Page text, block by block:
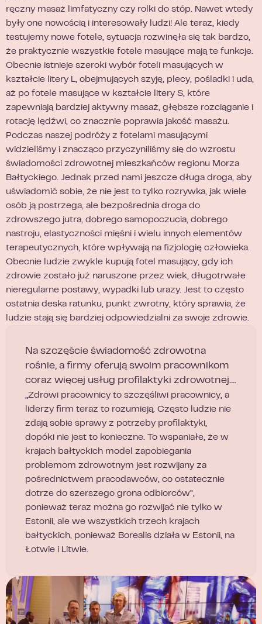
ręczny masaż limfatyczny czy rolki do stóp. Nawet wtedy
były one nowością i interesowały ludzi! Ale teraz, kiedy
testujemy nowe fotele, sytuacja rozwinęła się tak bardzo,
że praktycznie wszystkie fotele masujące mają te funkcje.
Obecnie istnieje szeroki wybór foteli masujących w
kształcie litery L, obejmujących szyję, plecy, pośladki i uda,
aż po fotele masujące w kształcie litery S, które
zapewniają bardziej aktywny masaż, głębsze rozciąganie i
rotację lędźwi, co znacznie poprawia jakość masażu.
Podczas naszej podróży z fotelami masującymi
widzieliśmy i znacząco przyczyniliśmy się do wzrostu
świadomości zdrowotnej mieszkańców regionu Morza
Bałtyckiego. Jednak przed nami jeszcze długa droga, aby
uświadomić sobie, że nie jest to tylko rozrywka, jak wiele
osób ją postrzega, ale bezpośrednia droga do
zdrowszego jutra, dobrego samopoczucia, dobrego
nastroju, elastyczności mięśni i wielu innych elementów
terapeutycznych, które wpływają na fizjologię człowieka.
Obecnie ludzie zwykle kupują fotel masujący, gdy ich
zdrowie zostało już naruszone przez wiek, długotrwałe
nieregularne postawy, wypadki lub urazy. Jest to często
ostatnia deska ratunku, punkt zwrotny, który sprawia, że
ludzie stają się bardziej odpowiedzialni za swoje zdrowie.
Na szczęście świadomość zdrowotna
rośnie, a firmy oferują swoim pracownikom
coraz więcej usług profilaktyki zdrowotnej....
„Zdrowi pracownicy to szczęśliwi pracownicy, a
liderzy firm teraz to rozumieją. Często ludzie nie
zdają sobie sprawy z potrzeby profilaktyki,
dopóki nie jest to konieczne. To wspaniałe, że w
krajach bałtyckich model zapobiegania
problemom zdrowotnym jest rozwijany za
pośrednictwem pracodawców, co ostatecznie
dotrze do szerszego grona odbiorców",
ponieważ teraz można go rozwijać nie tylko w
Estonii, ale we wszystkich trzech krajach
bałtyckich, ponieważ Borealis działa w Estonii, na
Łotwie i Litwie.